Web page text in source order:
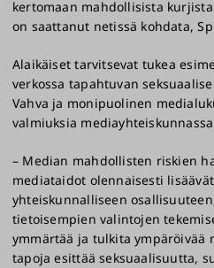
kertomaan mahdollisista
on saattanut netissä kohdata,
Alaikäiset tarvitsevat tukea
verkossa tapahtuvan
Vahva ja monipuolinen
valmiuksia
– Median mahdollisten riskien
mediataidot olennaisesti
yhteiskunnalliseen
tietoisempien valintojen
ymmärtää ja tulkita ympäröivää
tapoja esittää seksuaalisuutta,